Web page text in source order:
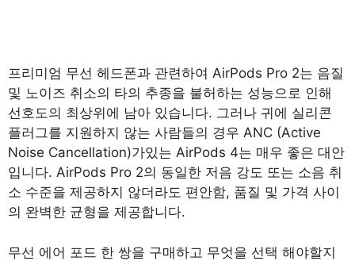
프리미엄 무선 헤드폰과 관련하여 AirPods Pro 2는 음질
및 노이즈 취소의 타의 추종을 불허하는 성능으로 인해
선호도의 최상위에 남아 있습니다. 그러나 귀에 실리콘
플러그를 지원하지 않는 사람들의 경우 ANC (Active
Noise Cancellation)가있는 AirPods 4는 매우 좋은 대안
입니다. AirPods Pro 2의 동일한 저음 강도 또는 소음 취
소 수준을 제공하지 않더라도 편안함, 품질 및 가격 사이
의 완벽한 균형을 제공합니다.
무선 에어 포드 한 쌍을 구매하고 무엇을 선택 해야할지